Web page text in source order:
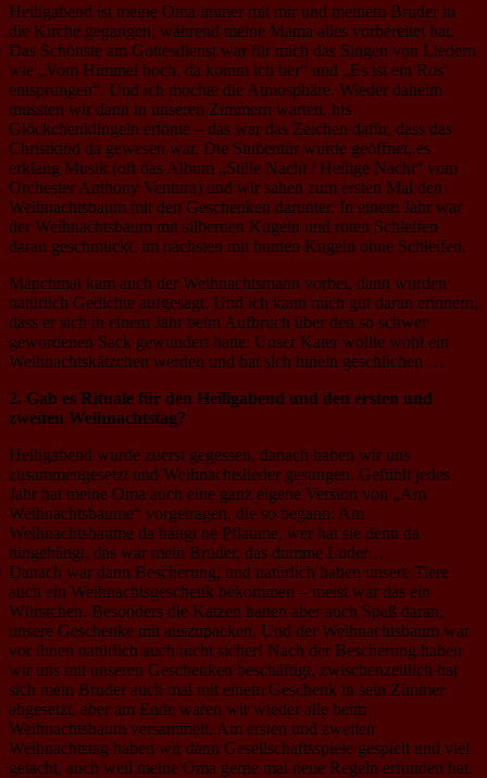
Heiligabend ist meine Oma immer mit mir und meinem Bruder in
die Kirche gegangen, während meine Mama alles vorbereitet hat.
Das Schönste am Gottesdienst war für mich das Singen von Liedern
wie „Vom Himmel hoch, da komm ich her“ und „Es ist ein Ros‘
entsprungen“. Und ich mochte die Atmosphäre. Wieder daheim
mussten wir dann in unseren Zimmern warten, bis
Glöckchenklingeln ertönte – das war das Zeichen dafür, dass das
Christkind da gewesen war. Die Stubentür wurde geöffnet, es
erklang Musik (oft das Album „Stille Nacht / Heilige Nacht“ vom
Orchester Anthony Ventura) und wir sahen zum ersten Mal den
Weihnachtsbaum mit den Geschenken darunter. In einem Jahr war
der Weihnachtsbaum mit silbernen Kugeln und roten Schleifen
daran geschmückt, im nächsten mit bunten Kugeln ohne Schleifen.
Manchmal kam auch der Weihnachtsmann vorbei, dann wurden
natürlich Gedichte aufgesagt. Und ich kann mich gut daran erinnern,
dass er sich in einem Jahr beim Aufbruch über den so schwer
gewordenen Sack gewundert hatte: Unser Kater wollte wohl ein
Weihnachtskätzchen werden und hat sich hinein geschlichen …
2. Gab es Rituale für den Heiligabend und den ersten und
zweiten Weihnachtstag?
Heiligabend wurde zuerst gegessen, danach haben wir uns
zusammengesetzt und Weihnachtslieder gesungen. Gefühlt jedes
Jahr hat meine Oma auch eine ganz eigene Version von „Am
Weihnachtsbaume“ vorgetragen, die so begann: Am
Weihnachtsbaume da hängt ne Pflaume, wer hat sie denn da
hingehängt, das war mein Bruder, das dumme Luder …
Danach war dann Bescherung, und natürlich haben unsere Tiere
auch ein Weihnachtsgeschenk bekommen – meist war das ein
Würstchen. Besonders die Katzen hatten aber auch Spaß daran,
unsere Geschenke mit auszupacken. Und der Weihnachtsbaum war
vor ihnen natürlich auch nicht sicher! Nach der Bescherung haben
wir uns mit unseren Geschenken beschäftigt, zwischenzeitlich hat
sich mein Bruder auch mal mit einem Geschenk in sein Zimmer
abgesetzt, aber am Ende waren wir wieder alle beim
Weihnachtsbaum versammelt. Am ersten und zweiten
Weihnachtstag haben wir dann Gesellschaftsspiele gespielt und viel
gelacht, auch weil meine Oma gerne mal neue Regeln erfunden hat.